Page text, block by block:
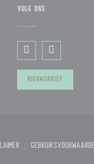
VOLG ONS
NIEUWSBRIEF
((opent in een nieuw